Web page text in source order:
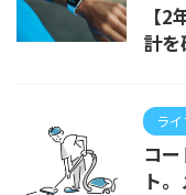
【
計
ラ
コ
ト